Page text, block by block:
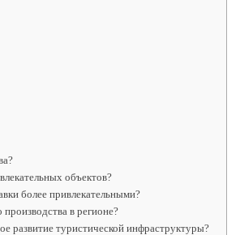
объектов?
более привлекательными?
в регионе?
развитие туристической инфраструктуры?